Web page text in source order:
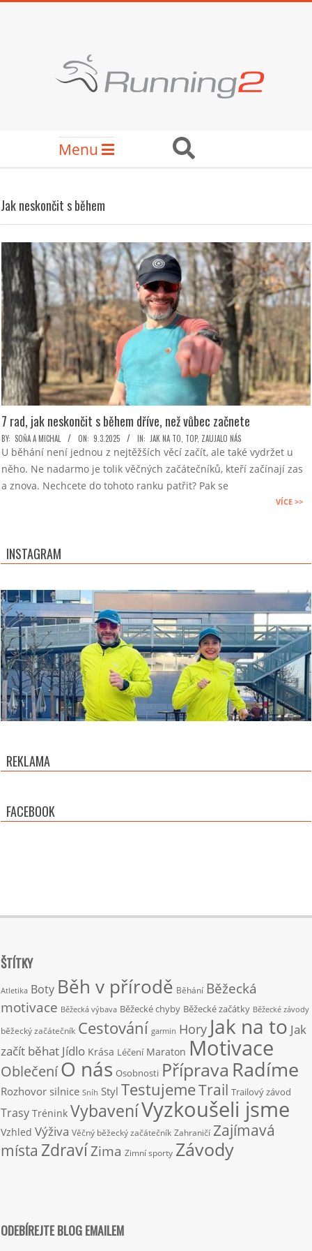
Secondary
Navigation
Menu Search
Jak neskončit s během
7 rad, jak neskončit s během dříve, než vůbec začnete
2025-
03-
09
BY: SOŇA A MICHAL ON: 9.3.2025 IN: JAK NA TO TOP, ZAUJALO NÁS
U běhání není jednou z nejtěžších věcí začít, ale také vydržet u
něho. Ne nadarmo je tolik věčných začátečníků, kteří začínají zas
a znova. Nechcete do tohoto ranku patřit? Pak se
VÍCE >>
INSTAGRAM
REKLAMA
FACEBOOK
ŠTÍTKY
Atletika Boty Běh v přírodě Běhání Běžecká
motivace Běžecká výbava Běžecké chyby Běžecké začátky Běžecké závody
běžecký začátečník Cestování garmin Hory Jak na to Jak
začít běhat Jídlo Krása Léčení Maraton Motivace
OblečeníO nás Osobnosti Příprava Radíme
Rozhovor silnice Sníh Styl TestujemeTrail Trailový závod
Trasy Trénink VybaveníVyzkoušeli jsme
Vzhled Výživa Věčný běžecký začátečník Zahraničí Zajímavá
místa ZdravíZima Zimní sporty Závody
ODEBÍREJTE BLOG EMAILEM